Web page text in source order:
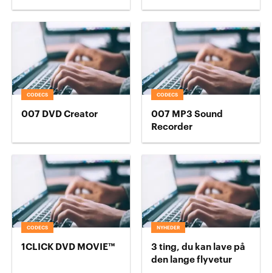
CODECS
007 DVD Creator
CODECS
007 MP3 Sound
Recorder
CODECS
1CLICK DVD MOVIE™
NYHEDER
3 ting, du kan lave på
den lange flyvetur